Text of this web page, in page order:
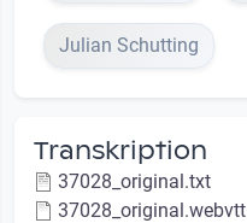
Julian Schutting
Transkription
37028_original.txt
37028_original.webvtt